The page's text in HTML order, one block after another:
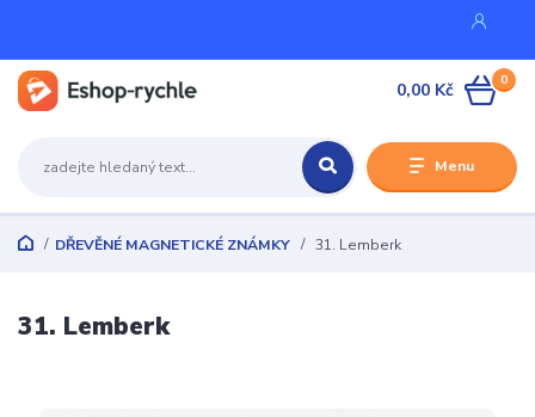
Menu
0
0,00 Kč
DŘEVĚNÉ MAGNETICKÉ ZNÁMKY 31. Lemberk
31. Lemberk